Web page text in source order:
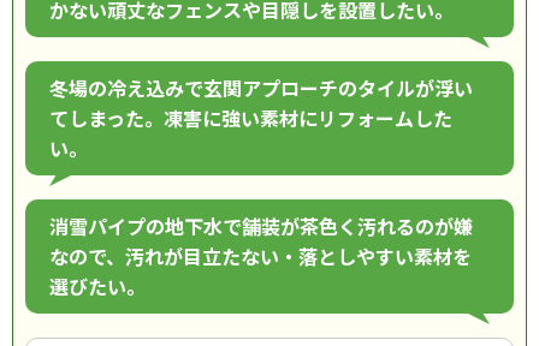
かない頑丈なフェンスや目隠しを設置したい。
冬場の冷え込みで玄関アプローチのタイルが浮い
てしまった。凍害に強い素材にリフォームした
い。
消雪パイプの地下水で舗装が茶色く汚れるのが嫌
なので、汚れが目立たない・落としやすい素材を
選びたい。